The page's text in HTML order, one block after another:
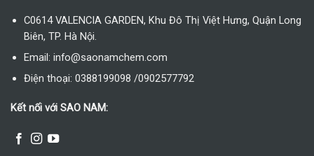
C0614 VALENCIA GARDEN, Khu Đô Thị Việt Hưng, Quận Long
Biên, TP. Hà Nội.
Email: info@saonamchem.com
Điện thoại: 0388199098 /0902577792
Kết nối với SAO NAM: